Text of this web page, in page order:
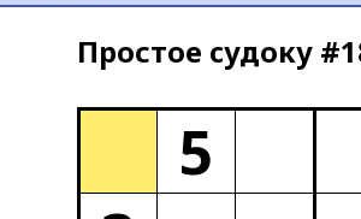
Простое cудоку
5